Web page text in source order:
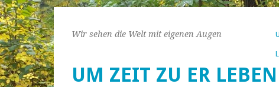
UM ZEIT ZU ER LEBEN
Wir sehen die Welt mit eigenen Augen